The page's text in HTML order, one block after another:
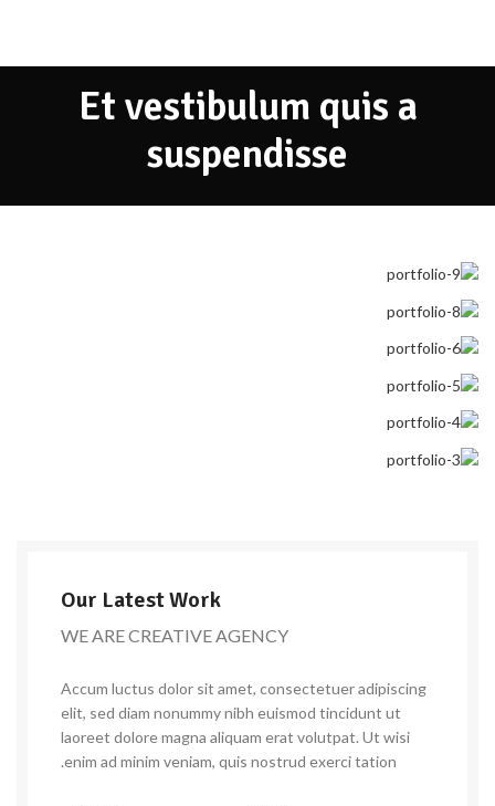
Et vestibulum quis a
suspendisse
Our Latest Work
WE ARE CREATIVE AGENCY
Accum luctus dolor sit amet, consectetuer adipiscing
elit, sed diam nonummy nibh euismod tincidunt ut
laoreet dolore magna aliquam erat volutpat. Ut wisi
enim ad minim veniam, quis nostrud exerci tation.